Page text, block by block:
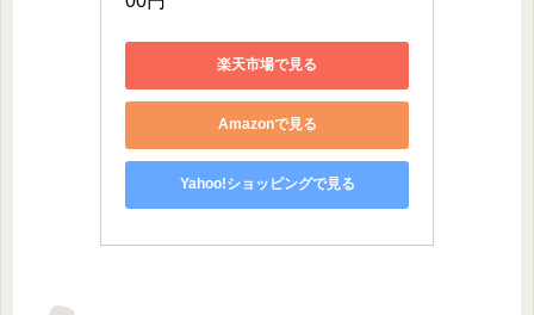
楽天市場で見る
Amazonで見る
Yahoo!ショッピングで見る